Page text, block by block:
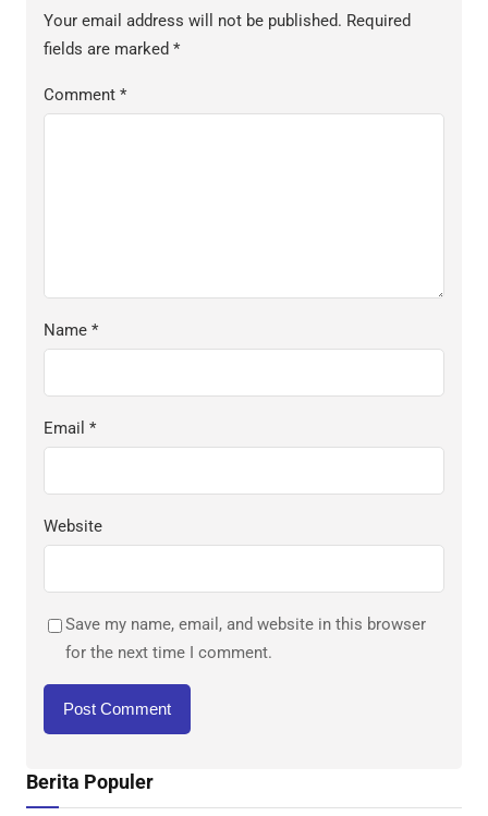
Your email address will not be published. Required
fields are marked *
Comment *
Name *
Email *
Website
Save my name, email, and website in this browser
for the next time I comment.
Berita Populer